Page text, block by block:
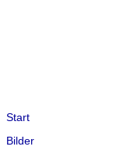
Start
Bilder